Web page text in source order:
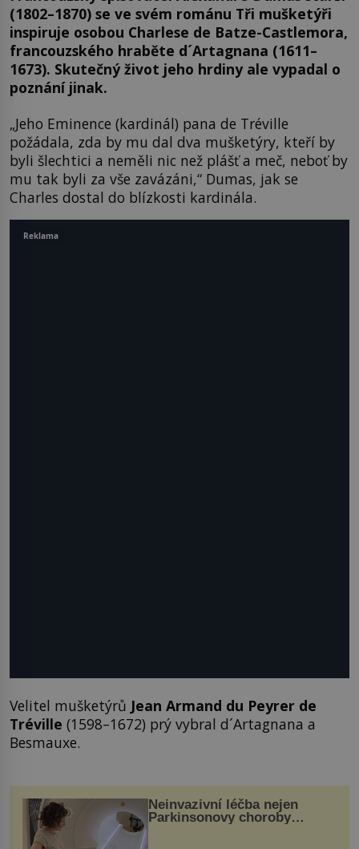
(1802–1870) se ve svém románu Tři mušketýři
inspiruje osobou Charlese de Batze-Castlemora,
francouzského hraběte d´Artagnana (1611–
1673). Skutečný život jeho hrdiny ale vypadal o
poznání jinak.
„Jeho Eminence (kardinál) pana de Tréville
požádala, zda by mu dal dva mušketýry, kteří by
byli šlechtici a neměli nic než plášť a meč, neboť by
mu tak byli za vše zavázáni,“ Dumas, jak se
Charles dostal do blízkosti kardinála.
Velitel mušketýrů Jean Armand du Peyrer de
Tréville (1598–1672) prý vybral d´Artagnana a
Besmauxe.
Neinvazivní léčba nejen
Parkinsonovy choroby
Reklama